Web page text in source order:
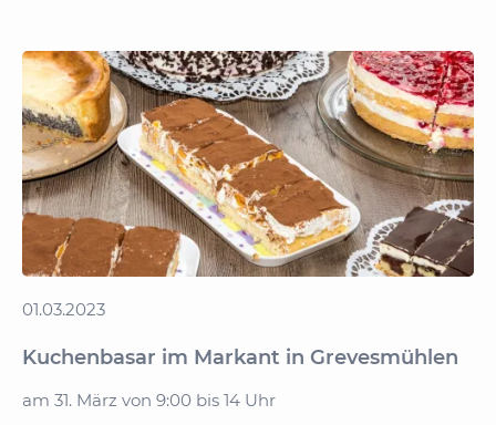
Tag
der
Sauberkeit
01.03.2023
Kuchenbasar im Markant in Grevesmühlen
am 31. März von 9:00 bis 14 Uhr